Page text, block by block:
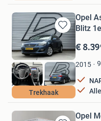
Bewaren
in
Mijn
Favorieten
Trekhaak
Opel
Blitz
€
2015
Autobaan B.V.
Lelystad
Opel